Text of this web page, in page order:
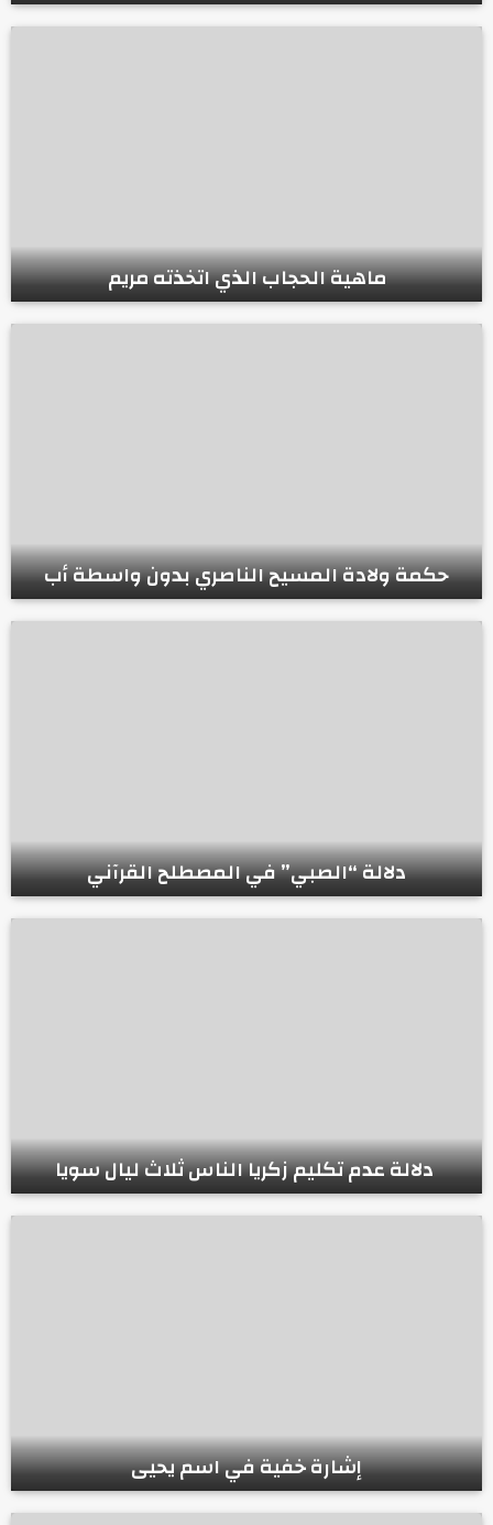
ماهية الحجاب الذي اتخذته مريم
حكمة ولادة المسيح الناصري بدون واسطة أب
دلالة “الصبي” في المصطلح القرآني
دلالة عدم تكليم زكريا الناس ثلاث ليال سويا
إشارة خفية في اسم يحيى